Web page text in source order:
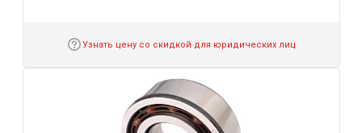
Узнать цену со скидкой для юридических лиц